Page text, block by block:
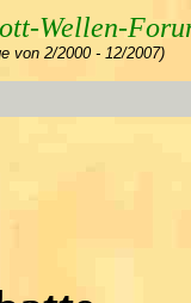
Wellen-
von 2/2000 - 12/2007)